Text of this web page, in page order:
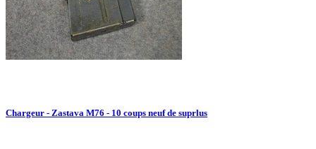
Chargeur - Zastava M76 - 10 coups neuf de suprlus